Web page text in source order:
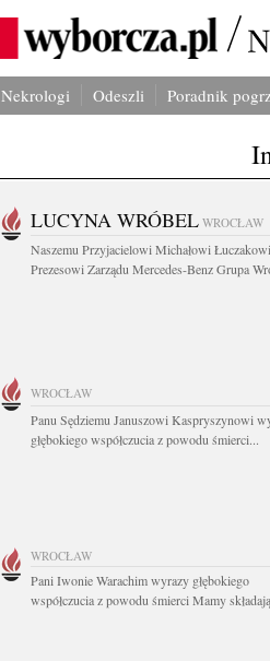
Nekrologi Odeszli Poradnik
LUCYNA WRÓBEL WROCŁAW
Naszemu Przyjacielowi Michałowi Łuczakowi
Prezesowi Zarządu Mercedes-Benz Grupa
WROCŁAW
Panu Sędziemu Januszowi Kaspryszynowi
głębokiego współczucia z powodu śmierci...
WROCŁAW
Pani Iwonie Warachim wyrazy głębokiego
współczucia z powodu śmierci Mamy